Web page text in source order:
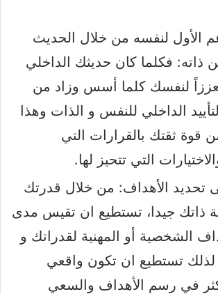
الأول لنفسه من خلال الحديث
ذاته: فكلما كان حديثك الداخلي
لنفسك كلما أسس وزاد من
الداخلي للنفس و الذات وهذا
قوة ثقتك بالقرارات التي
التي تتحيز لها.
تحديد الأهداف: من خلال قدرتك
ذاتك جيدا، تستطيع ان تقيس مدى
الشخصية أو المهنية لقدراتك و
لذلك تستطيع ان تكون واقعي
في رسم الأهداف والسعي